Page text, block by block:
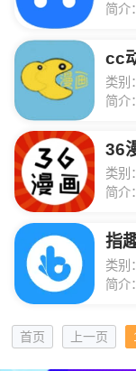
简介：
cc
类别
简介
36
类别
简介
指
类别
简介
首页 上一页